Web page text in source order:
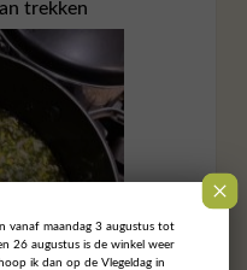
trekken
vanaf maandag 3 augustus tot
26 augustus is de winkel weer
ik dan op de Vlegeldag in